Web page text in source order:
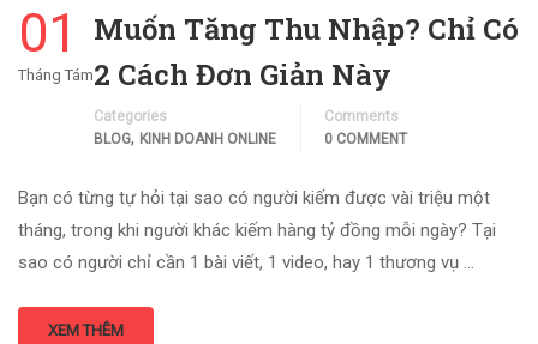
01
Tháng Tám
Muốn Tăng Thu Nhập? Chỉ Có
2 Cách Đơn Giản Này
Categories
BLOG, KINH DOANH ONLINE
Comments
0 COMMENT
Bạn có từng tự hỏi tại sao có người kiếm được vài triệu một
tháng, trong khi người khác kiếm hàng tỷ đồng mỗi ngày? Tại
sao có người chỉ cần 1 bài viết, 1 video, hay 1 thương vụ …
XEM THÊM